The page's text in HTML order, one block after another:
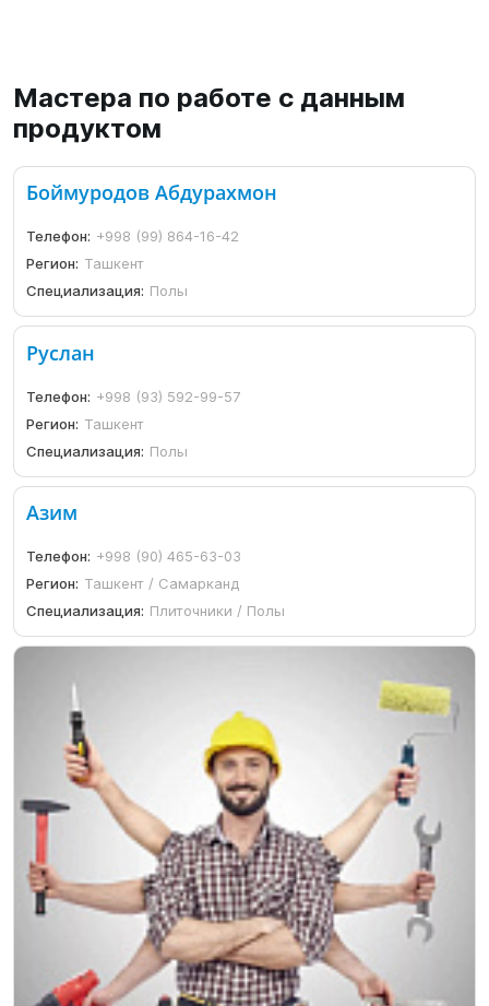
Мастера по работе с данным
продуктом
Боймуродов Абдурахмон
Телефон: +998 (99) 864-16-42
Регион: Ташкент
Специализация: Полы
Руслан
Телефон: +998 (93) 592-99-57
Регион: Ташкент
Специализация: Полы
Азим
Телефон: +998 (90) 465-63-03
Регион: Ташкент / Самарканд
Специализация: Плиточники / Полы